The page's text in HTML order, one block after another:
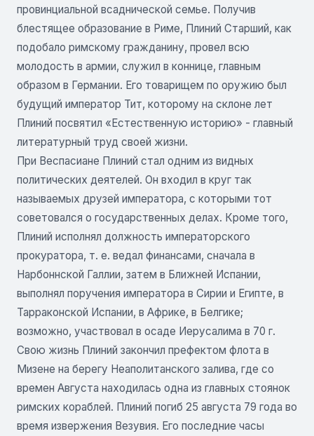
провинциальной всаднической семье. Получив
блестящее образование в Риме, Плиний Старший, как
подобало римскому гражданину, провел всю
молодость в армии, служил в коннице, главным
образом в Германии. Его товарищем по оружию был
будущий император Тит, которому на склоне лет
Плиний посвятил «Естественную историю» - главный
литературный труд своей жизни.
При Веспасиане Плиний стал одним из видных
политических деятелей. Он входил в круг так
называемых друзей императора, с которыми тот
советовался о государственных делах. Кроме того,
Плиний исполнял должность императорского
прокуратора, т. е. ведал финансами, сначала в
Нарбоннской Галлии, затем в Ближней Испании,
выполнял поручения императора в Сирии и Египте, в
Тарраконской Испании, в Африке, в Белгике;
возможно, участвовал в осаде Иерусалима в 70 г.
Свою жизнь Плиний закончил префектом флота в
Мизене на берегу Неаполитанского залива, где со
времен Августа находилась одна из главных стоянок
римских кораблей. Плиний погиб 25 августа 79 года во
время извержения Везувия. Его последние часы